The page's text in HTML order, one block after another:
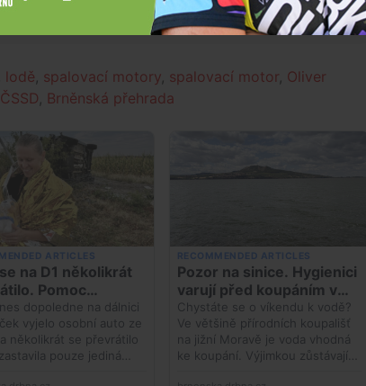
Přihlásit
lodě spalovací motory spalovací motor Oliver
ČSSD Brněnská přehrada